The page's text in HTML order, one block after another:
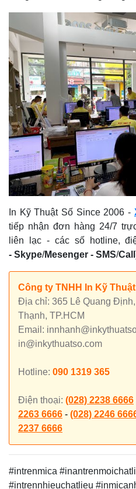
In Kỹ Thuật Số Since 2006 -
tiếp nhận đơn hàng 24/7
liên lạc - các số hotline,
- Skype/Mesenger - SMS/Call
Công ty TNHH In Kỹ
Địa chỉ: 365 Lê Quang
Thạnh, TP.HCM
Email:
in@inkythuatso.com
Hotline: 090 1319 365
Điện thoại: (028) 2238 6666
2263 6666 - (028) 2246
2237 6666
#intrenmica
#intrennhieuchatlieu